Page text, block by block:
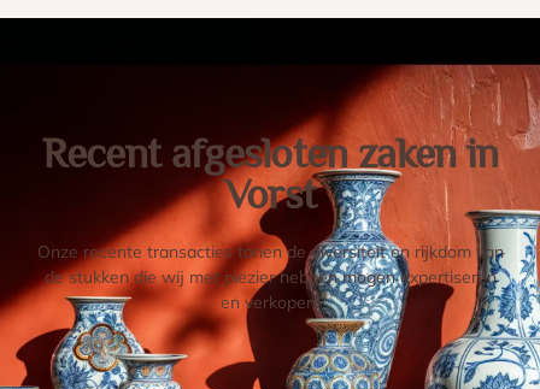
Recent afgesloten zaken in
Vorst
Onze recente transacties tonen de diversiteit en rijkdom van
de stukken die wij met plezier hebben mogen expertiseren
en verkopen.